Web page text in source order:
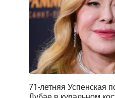
71-летняя Успенская